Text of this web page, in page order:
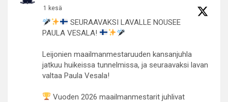
1 kesä
SEURAAVAKSI LAVALLE NOUSEE
PAULA VESALA!
Leijonien maailmanmestaruuden kansanjuhla
jatkuu huikeissa tunnelmissa, ja seuraavaksi lavan
valtaa Paula Vesala!
Vuoden 2026 maailmanmestarit juhlivat